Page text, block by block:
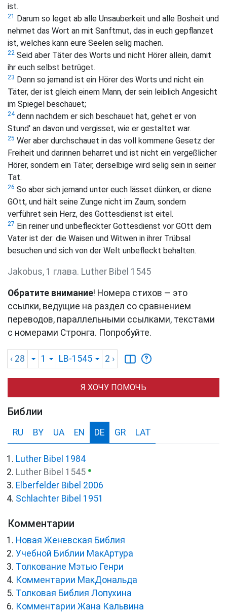
ist.
21
Darum so leget ab alle Unsauberkeit und alle Bosheit und
nehmet das Wort an mit Sanftmut, das in euch gepflanzet
ist, welches kann eure Seelen selig machen.
22 Seid aber Täter des Worts und nicht Hörer allein, damit
ihr euch selbst betrüget.
23 Denn so jemand ist ein Hörer des Worts und nicht ein
Täter, der ist gleich einem Mann, der sein leiblich Angesicht
im Spiegel beschauet;
24denn nachdem er sich beschauet hat, gehet er von
Stund' an davon und vergisset, wie er gestaltet war.
25 Wer aber durchschauet in das voll kommene Gesetz der
Freiheit und darinnen beharret und ist nicht ein vergeßlicher
Hörer, sondern ein Täter, derselbige wird selig sein in seiner
Tat.
26 So aber sich jemand unter euch lässet dünken, er diene
GOtt, und hält seine Zunge nicht im Zaum, sondern
verführet sein Herz, des Gottesdienst ist eitel.
27 Ein reiner und unbefleckter Gottesdienst vor GOtt dem
Vater ist der: die Waisen und Witwen in ihrer Trübsal
besuchen und sich von der Welt unbefleckt behalten.
Jakobus, 1 глава. Luther Bibel 1545
Обратите внимание! Номера стихов — это
ссылки, ведущие на раздел со сравнением
переводов, параллельными ссылками, текстами
с номерами Стронга. Попробуйте.
‹ 28 1 LB-1545 2 ›
Я ХОЧУ ПОМОЧЬ
Библии
RU BY UA EN DE GR LAT
Luther Bibel 1984
Luther Bibel 1545 ●
Elberfelder Bibel 2006
Schlachter Bibel 1951
Комментарии
Новая Женевская Библия
Учебной Библии МакАртура
Толкование Мэтью Генри
Комментарии МакДональда
Толковая Библия Лопухина
Комментарии Жана Кальвина